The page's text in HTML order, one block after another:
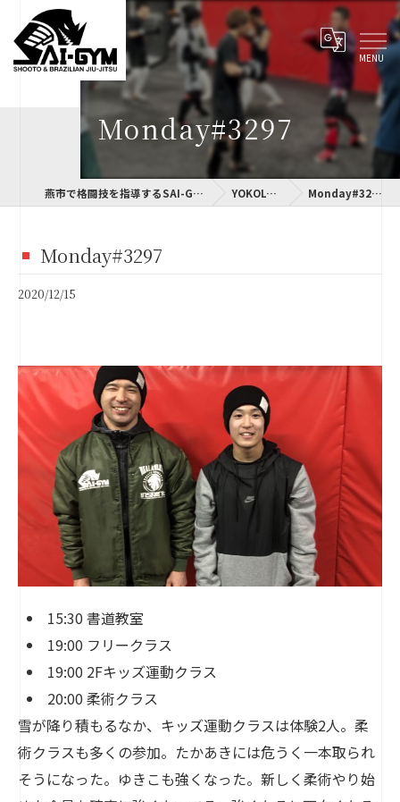
Monday#3297
燕市で格闘技を指導するSAI-GYM YOKOLOG Monday#3297
Monday#3297
2020/12/15
15:30 書道教室
19:00 フリークラス
19:00 2Fキッズ運動クラス
20:00 柔術クラス
雪が降り積もるなか、キッズ運動クラスは体験2人。柔
術クラスも多くの参加。たかあきには危うく一本取られ
そうになった。ゆきこも強くなった。新しく柔術やり始